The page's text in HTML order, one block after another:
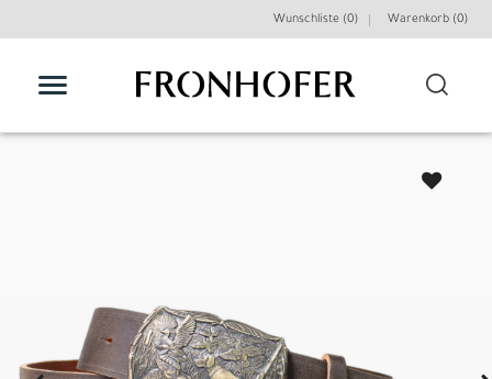
Wunschliste (0) Warenkorb (0)